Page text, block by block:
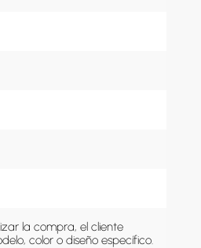
la compra, el cliente
color o diseño específico.